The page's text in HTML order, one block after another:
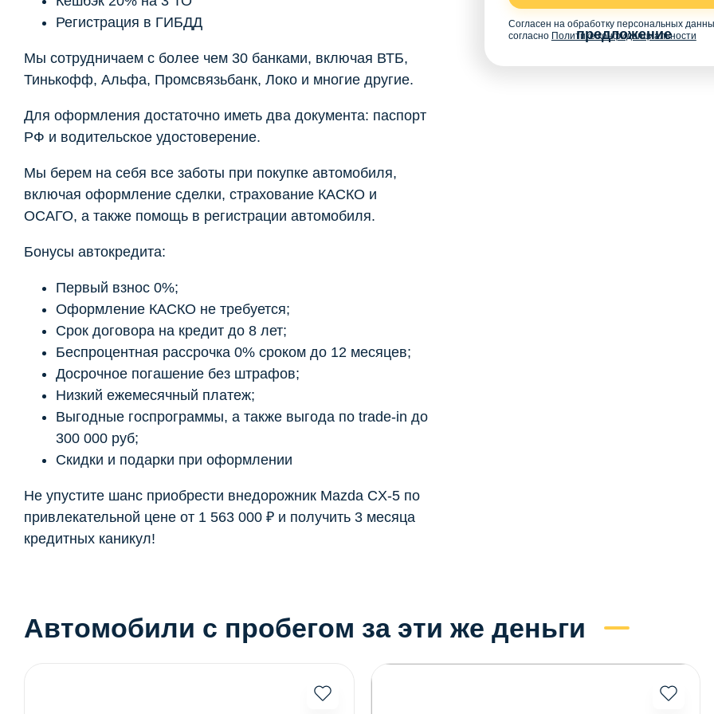
Регистрация в ГИБДД
Мы сотрудничаем с более чем 30 банками, включая ВТБ,
Тинькофф, Альфа, Промсвязьбанк, Локо и многие другие.
Для оформления достаточно иметь два документа: паспорт
РФ и водительское удостоверение.
Мы берем на себя все заботы при покупке автомобиля,
включая оформление сделки, страхование КАСКО и
ОСАГО, а также помощь в регистрации автомобиля.
Бонусы автокредита:
Первый взнос 0%;
Оформление КАСКО не требуется;
Срок договора на кредит до 8 лет;
Беспроцентная рассрочка 0% сроком до 12 месяцев;
Досрочное погашение без штрафов;
Низкий ежемесячный платеж;
Выгодные госпрограммы, а также выгода по trade-in до
300 000 руб;
Скидки и подарки при оформлении
Не упустите шанс приобрести внедорожник Mazda CX-5 по
привлекательной цене от 1 563 000 ₽ и получить 3 месяца
кредитных каникул!
предложение
Согласен на обработку персональных
согласно Политике конфиденциальности
Автомобили с пробегом за эти же деньги